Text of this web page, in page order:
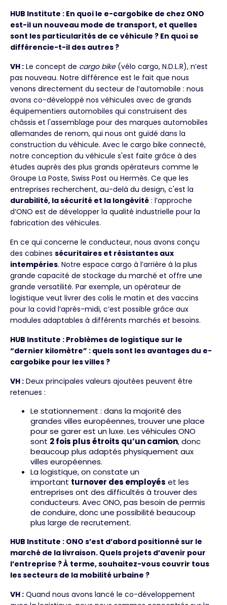
HUB Institute : En quoi le e-cargobike de chez ONO
est-il un nouveau mode de transport, et quelles
sont les particularités de ce véhicule ? En quoi se
différencie-t-il des autres ?
VH : Le concept de cargo bike(vélo cargo, N.D.L.R), n’est
pas nouveau. Notre différence est le fait que nous
venons directement du secteur de l’automobile : nous
avons co-développé nos véhicules avec de grands
équipementiers automobiles qui construisent des
châssis et l'assemblage pour des marques automobiles
allemandes de renom, qui nous ont guidé dans la
construction du véhicule. Avec le cargo bike connecté,
notre conception du véhicule s'est faite grâce à des
études auprès des plus grands opérateurs comme le
Groupe La Poste, Swiss Post ou Hermès. Ce que les
entreprises recherchent, au-delà du design, c'est la
durabilité, la sécurité et la longévité : l’approche
d’ONO est de développer la qualité industrielle pour la
fabrication des véhicules.
En ce qui concerne le conducteur, nous avons conçu
des cabines sécuritaires et résistantes aux
intempéries. Notre espace cargo à l’arrière à la plus
grande capacité de stockage du marché et offre une
grande versatilité. Par exemple, un opérateur de
logistique veut livrer des colis le matin et des vaccins
pour la covid l’après-midi, c’est possible grâce aux
modules adaptables à différents marchés et besoins.
HUB Institute : Problèmes de logistique sur le
“dernier kilomètre” : quels sont les avantages du e-
cargobike pour les villes ?
VH : Deux principales valeurs ajoutées peuvent être
retenues :
Le stationnement : dans la majorité des
grandes villes européennes, trouver une place
pour se garer est un luxe. Les véhicules ONO
sont 2 fois plus étroits qu’un camion, donc
beaucoup plus adaptés physiquement aux
villes européennes.
La logistique, on constate un
important turnover des employés et les
entreprises ont des difficultés à trouver des
conducteurs. Avec ONO, pas besoin de permis
de conduire, donc une possibilité beaucoup
plus large de recrutement.
HUB Institute : ONO s’est d’abord positionné sur le
marché de la livraison. Quels projets d’avenir pour
l’entreprise ? À terme, souhaitez-vous couvrir tous
les secteurs de la mobilité urbaine ?
VH : Quand nous avons lancé le co-développement